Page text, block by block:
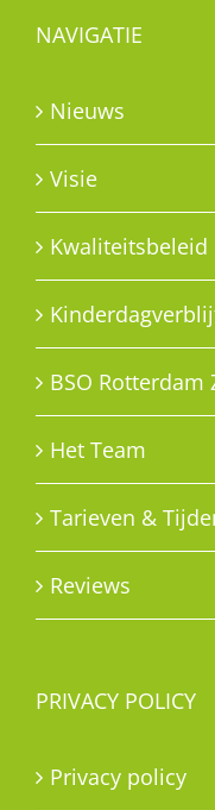
NAVIGATIE
Nieuws
Visie
Kwaliteitsbeleid
BSO Rotterdam
Het Team
Tarieven &
Reviews
PRIVACY POLICY
Privacy policy